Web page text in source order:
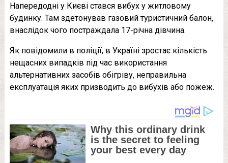
Напередодні у Києві стався вибух у житловому
будинку. Там здетонував газовий туристичний балон,
внаслідок чого постраждала 17-річна дівчина.
Як повідомили в поліції, в Україні зростає кількість
нещасних випадків під час використання
альтернативних засобів обігріву, неправильна
експлуатація яких призводить до вибухів або пожеж.